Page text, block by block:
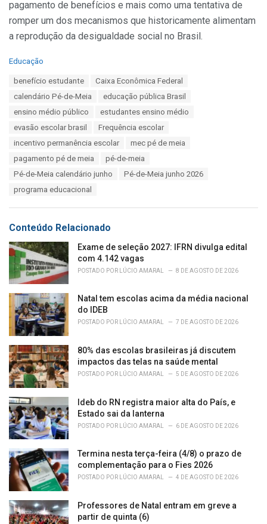
pagamento de benefícios e mais como uma tentativa de
romper um dos mecanismos que historicamente alimentam
a reprodução da desigualdade social no Brasil.
C
Educação
benefício estudante
Caixa Econômica Federal
calendário Pé-de-Meia
educação pública Brasil
ensino médio público
estudantes ensino médio
evasão escolar brasil
Frequência escolar
incentivo permanência escolar
mec pé de meia
pagamento pé de meia
pé-de-meia
Pé-de-Meia calendário junho
Pé-de-Meia junho 2026
programa educacional
Conteúdo Relacionado
Exame de seleção 2027: IFRN divulga edital
com 4.142 vagas
POSTADO POR LÚCIO AMARAL 8 DE AGOSTO DE 2026
Natal tem escolas acima da média nacional
do IDEB
POSTADO POR LÚCIO AMARAL 7 DE AGOSTO DE 2026
80% das escolas brasileiras já discutem
impactos das telas na saúde mental
POSTADO POR LÚCIO AMARAL 5 DE AGOSTO DE 2026
Ideb do RN registra maior alta do País, e
Estado sai da lanterna
POSTADO POR LÚCIO AMARAL 6 DE AGOSTO DE 2026
Termina nesta terça-feira (4/8) o prazo de
complementação para o Fies 2026
POSTADO POR LÚCIO AMARAL 4 DE AGOSTO DE 2026
Professores de Natal entram em greve a
partir de quinta (6)